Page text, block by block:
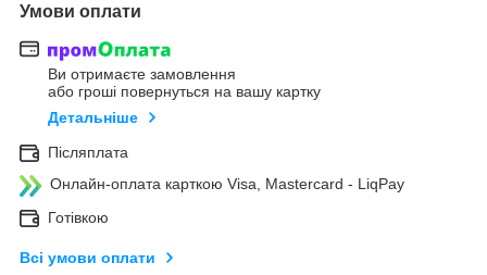
Умови оплати
Ви отримаєте замовлення
або гроші повернуться на вашу картку
Детальніше
Післяплата
Онлайн-оплата карткою Visa, Mastercard - LiqPay
Готівкою
Всі умови оплати